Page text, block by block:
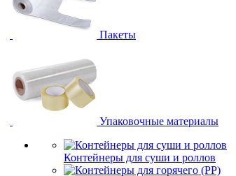
Пакеты
Упаковочные материалы
Контейнеры для суши и роллов